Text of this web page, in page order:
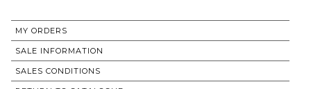
MY ORDERS
SALE INFORMATION
SALES CONDITIONS